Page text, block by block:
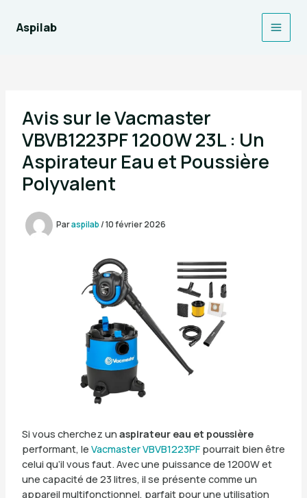
contenu
Aspilab
Main
Avis sur le Vacmaster
VBVB1223PF 1200W 23L : Un
Aspirateur Eau et Poussière
Polyvalent
Paraspilab/10 février 2026
Si vous cherchez un aspirateur eau et poussière
performant, le Vacmaster VBVB1223PFpourrait bien être
celui qu’il vous faut. Avec une puissance de 1200W et
une capacité de 23 litres, il se présente comme un
appareil multifonctionnel, parfait pour une utilisation